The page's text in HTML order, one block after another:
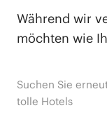
Während wir
möchten wie
Suchen Sie
tolle Hotels